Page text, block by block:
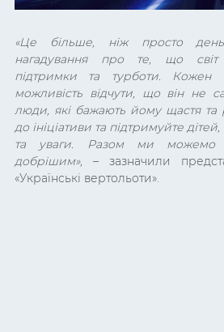
«Це більше, ніж просто
нагадування про те, що
підтримки та турботи. Кожен
можливість відчути, що він не
люди, які бажають йому щастя та
до ініціативи та підтримуйте
та уваги. Разом ми можемо
добрішим», – зазначили
«Українські вертольоти».